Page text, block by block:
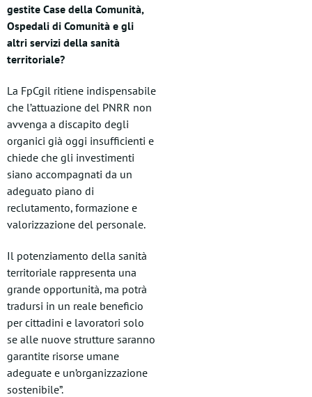
gestite Case della Comunità,
Ospedali di Comunità e gli
altri servizi della sanità
territoriale?
La FpCgil ritiene indispensabile
che l’attuazione del PNRR non
avvenga a discapito degli
organici già oggi insufficienti e
chiede che gli investimenti
siano accompagnati da un
adeguato piano di
reclutamento, formazione e
valorizzazione del personale.
Il potenziamento della sanità
territoriale rappresenta una
grande opportunità, ma potrà
tradursi in un reale beneficio
per cittadini e lavoratori solo
se alle nuove strutture saranno
garantite risorse umane
adeguate e un’organizzazione
sostenibile”.